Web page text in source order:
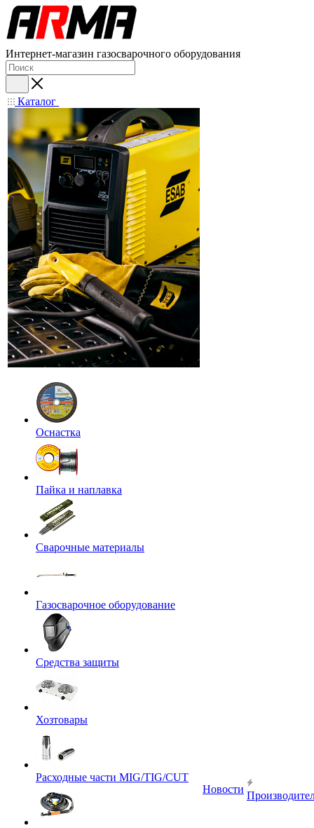
Интернет-магазин газосварочного оборудования
Каталог
Оснастка
Пайка и наплавка
Сварочные материалы
Газосварочное оборудование
Средства защиты
Хозтовары
Расходные части MIG/TIG/CUT
Новости